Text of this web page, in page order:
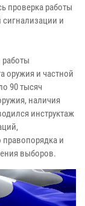
проверка работы
и
оружия и частной
90 тысяч
наличия
инструктаж
и
выборов.